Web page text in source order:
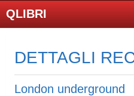
QLIBRI
DETTAGLI
London underground